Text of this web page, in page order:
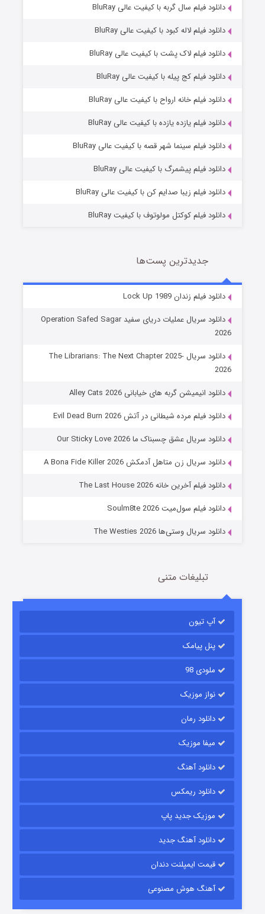
قسمت6 (زیرنویس) منتشر شد
شوهر
عملیات آپارتمان
قسمت2 (زیرنویس) منتشر شد
مردگان متحرک: شهر مرده ۳
قسمت
شوگر فصل ۲
دانلود فیلم سال گربه با کیفیت عالی BluRay
دانلود فیلم لاله کبود با کیفیت عالی BluRay
دانلود فیلم لاک پشت با کیفیت عالی BluRay
دانلود فیلم کج‌ پیله با کیفیت عالی BluRay
دانلود فیلم خانه ارواح با کیفیت عالی BluRay
دانلود فیلم یازده یازده با کیفیت عالی BluRay
دانلود فیلم سینما شهر قصه با کیفیت عالی BluRay
دانلود فیلم پیشمرگ با کیفیت عالی BluRay
دانلود فیلم زیبا صدایم کن با کیفیت عالی BluRay
دانلود فیلم کوکتل مولوتوف با کیفیت BluRay
جدیدترین پست‌ها
دانلود فیلم زندان Lock Up 1989
دانلود سریال عملیات دریای سفید Operation Safed Sagar
2026
دانلود سریال The Librarians: The Next Chapter 2025-
2026
دانلود انیمیشن گربه های خیابانی Alley Cats 2026
دانلود فیلم مرده شیطانی در آتش Evil Dead Burn 2026
دانلود سریال عشق چسبناک ما Our Sticky Love 2026
دانلود سریال زن متاهل آدمکش A Bona Fide Killer 2026
دانلود فیلم آخرین خانه The Last House 2026
دانلود فیلم سول‌میت Soulm8te 2026
دانلود سریال وستی‌ها The Westies 2026
تبلیغات متنی
آپ تیون
پنل پیامک
ملودی 98
نواز موزیک
دانلود رمان
میفا موزیک
دانلود آهنگ
دانلود ریمکس
موزیک جدید پاپ
دانلود آهنگ جدید
قیمت ایمپلنت دندان
آهنگ هوش مصنوعی